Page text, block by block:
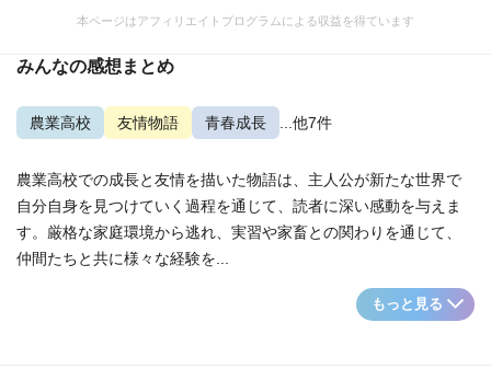
本ページはアフィリエイトプログラムによる収益を得ています
みんなの感想まとめ
農業高校 友情物語 青春成長 ...他7件
農業高校での成長と友情を描いた物語は、主人公が新たな世界で
自分自身を見つけていく過程を通じて、読者に深い感動を与えま
す。厳格な家庭環境から逃れ、実習や家畜との関わりを通じて、
仲間たちと共に様々な経験を...
もっと見る